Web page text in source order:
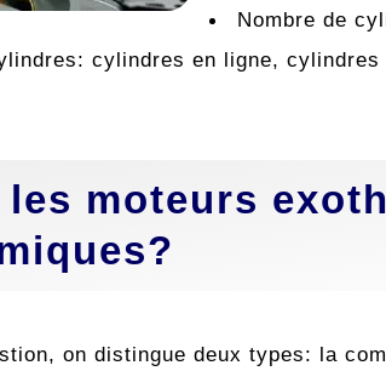
Nombre de
cylindres en ligne,
les moteurs
on distingue deux types: la